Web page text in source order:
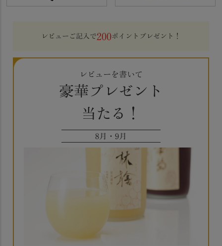
レビューご記入で200ポイントプレゼント！
レビューを書いて
豪華プレゼント
当たる！
8月・9月